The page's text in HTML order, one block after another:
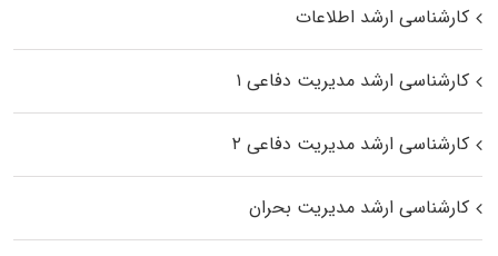
کارشناسی ارشد اطلاعات
کارشناسی ارشد مدیریت دفاعی ۱
کارشناسی ارشد مدیریت دفاعی ۲
کارشناسی ارشد مدیریت بحران